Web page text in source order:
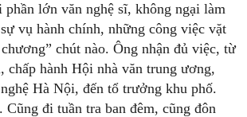
lớn văn nghệ sĩ, không ngại làm
vụ hành chính, những công việc vặt
chút nào. Ông nhận đủ việc, từ
chấp hành Hội nhà văn trung ương,
Hà Nội, đến tổ trưởng khu phố.
Cũng đi tuần tra ban đêm, cũng đôn